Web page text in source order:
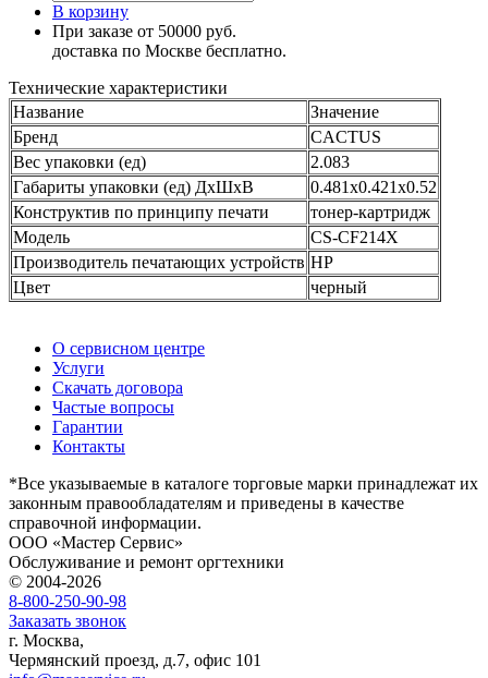
В корзину
При заказе от 50000 руб.
доставка по Москве бесплатно.
Технические характеристики
Название
Значение
Бренд
CACTUS
Вес упаковки (ед)
2.083
Габариты упаковки (ед) ДхШхВ
0.481x0.421x0.52
Конструктив по принципу печати
тонер-картридж
Модель
CS-CF214X
Производитель печатающих устройств HP
Цвет
черный
О сервисном центре
Услуги
Скачать договора
Частые вопросы
Гарантии
Контакты
*Все указываемые в каталоге торговые марки принадлежат их
законным правообладателям и приведены в качестве
справочной информации.
ООО «Мастер Сервис»
Обслуживание и ремонт оргтехники
© 2004-2026
8-800-250-90-98
Заказать звонок
г. Москва,
Чермянский проезд, д.7, офис 101